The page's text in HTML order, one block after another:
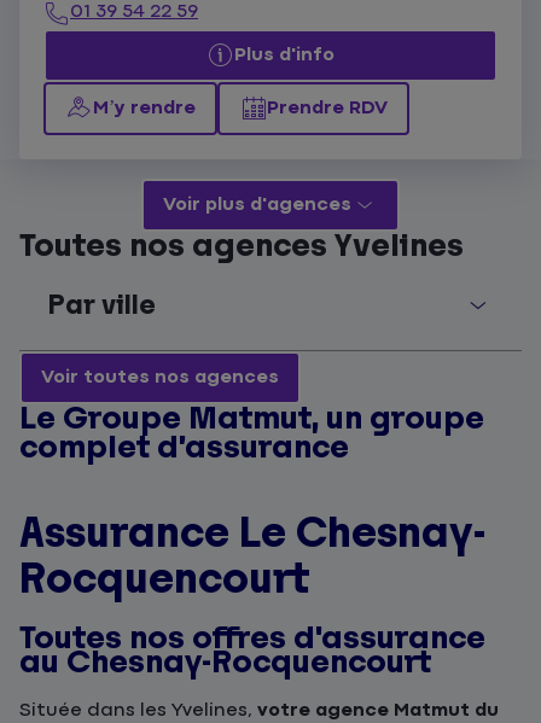
01 39 54 22 59
Plus d'info
M’y rendre Prendre RDV
Voir plus d'agences
Toutes nos agences Yvelines
Par ville
Voir toutes nos agences
Le Groupe Matmut, un groupe
complet d’assurance
Assurance Le Chesnay-
Rocquencourt
Toutes nos offres d'assurance
au Chesnay-Rocquencourt
Située dans les Yvelines, votre agence Matmut du